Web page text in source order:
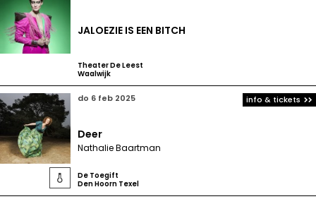
JALOEZIE IS EEN BITCH
Theater De Leest
Waalwijk

do 6 feb 2025
Deer
Nathalie Baartman
De Toegift
Den Hoorn Texel
info & tickets